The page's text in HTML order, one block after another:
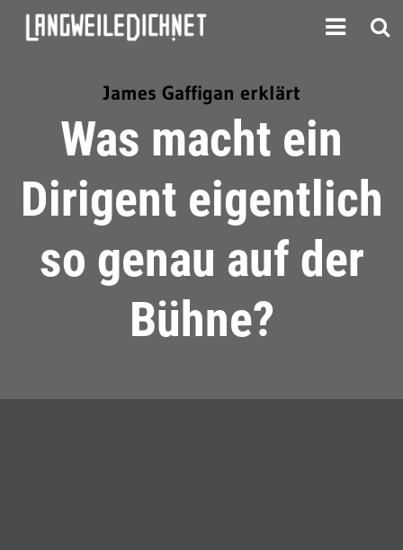
James Gaffigan erklärt
Was macht ein
Dirigent eigentlich
so genau auf der
Bühne?